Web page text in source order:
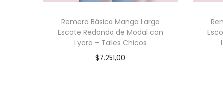
Remera Básica Manga Larga
Escote Redondo de Modal con
Lycra – Talles Chicos
$7.251,00